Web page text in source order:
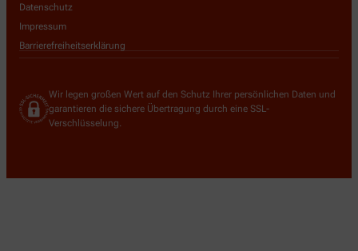
Datenschutz
Impressum
Barrierefreiheitserklärung
Wir legen großen Wert auf den Schutz Ihrer persönlichen Daten und
garantieren die sichere Übertragung durch eine SSL-
Verschlüsselung.